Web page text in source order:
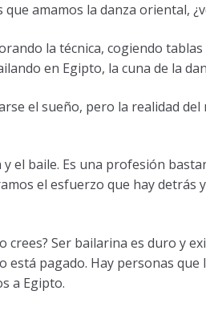
amamos la danza oriental,
la técnica, cogiendo
en Egipto, la cuna de la
el sueño, pero la realidad
el baile. Es una profesión
el esfuerzo que hay detrás
crees? Ser bailarina es duro y
está pagado. Hay personas
a Egipto.